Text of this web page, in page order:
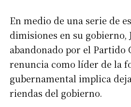
En medio de una serie de
dimisiones en su gobierno,
abandonado por el Partido
renuncia como líder de la
gubernamental implica
riendas del gobierno.